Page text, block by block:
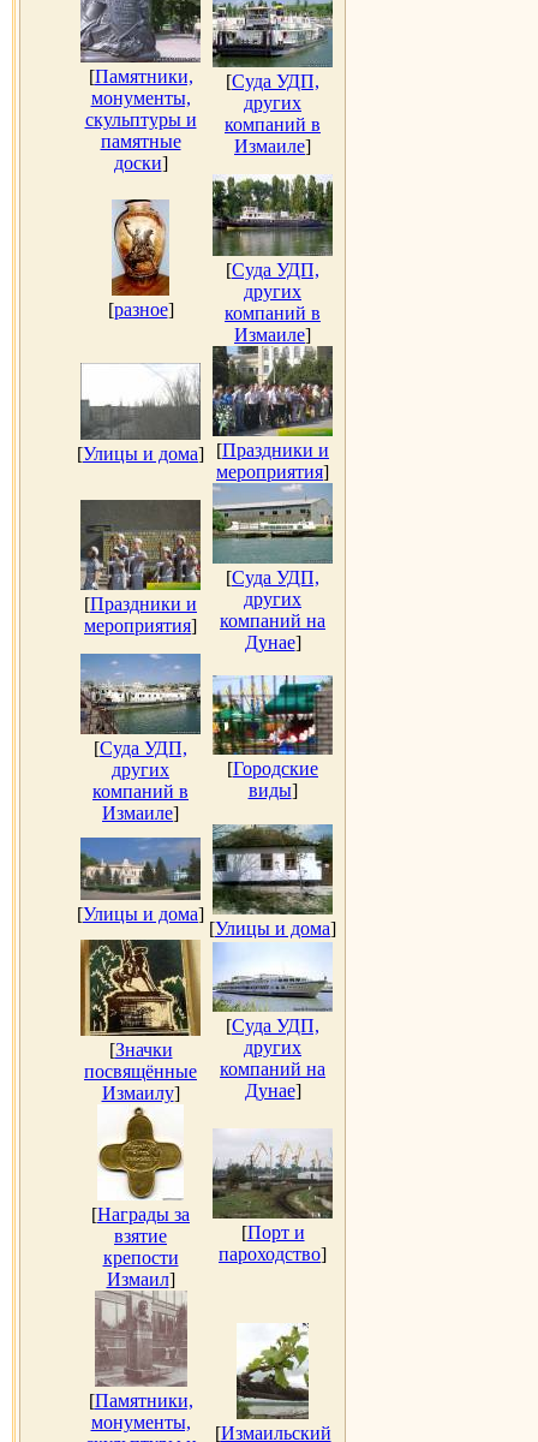
[Памятники,
монументы,
скульптуры и
памятные
доски]
[Суда УДП,
других
компаний в
Измаиле]
[разное]
[Суда УДП,
других
компаний в
Измаиле]
[Улицы и дома] [Праздники и
мероприятия]
[Праздники и
мероприятия]
[Суда УДП,
других
компаний на
Дунае]
[Суда УДП,
других
компаний в
Измаиле]
[Городские
виды]
[Улицы и дома]
[Улицы и дома]
[Значки
посвящённые
Измаилу]
[Суда УДП,
других
компаний на
Дунае]
[Награды за
взятие
крепости
Измаил]
[Порт и
пароходство]
[Памятники,
монументы,
[Измаильский